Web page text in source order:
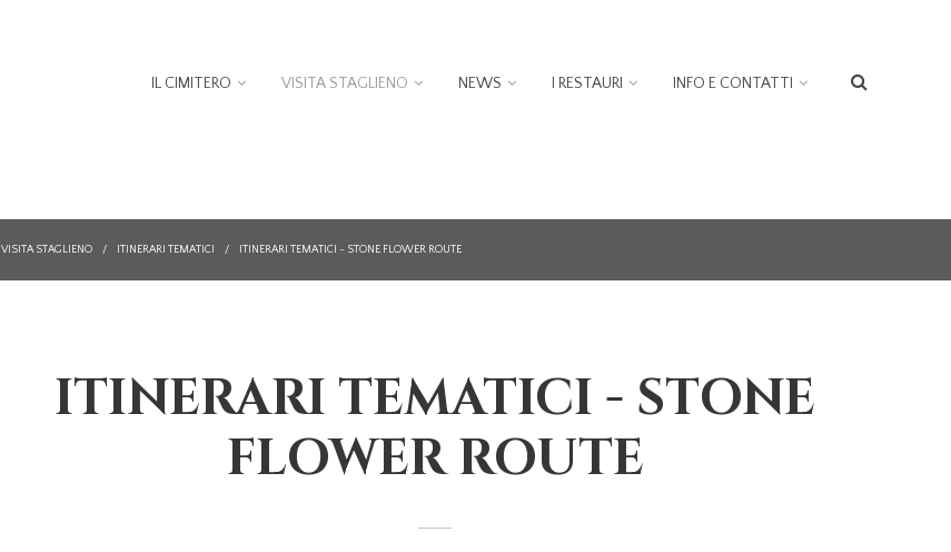
IL CIMITERO VISITA STAGLIENO NEWS I RESTAURI INFO E CONTATTI
VISITA STAGLIENO / ITINERARI TEMATICI / ITINERARI TEMATICI - STONE FLOWER ROUTE
ITINERARI TEMATICI - STONE
FLOWER ROUTE